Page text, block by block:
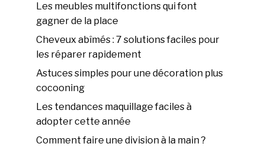
Les meubles multifonctions qui font
gagner de la place
Cheveux abîmés : 7 solutions faciles pour
les réparer rapidement
Astuces simples pour une décoration plus
cocooning
Les tendances maquillage faciles à
adopter cette année
Comment faire une division à la main ?